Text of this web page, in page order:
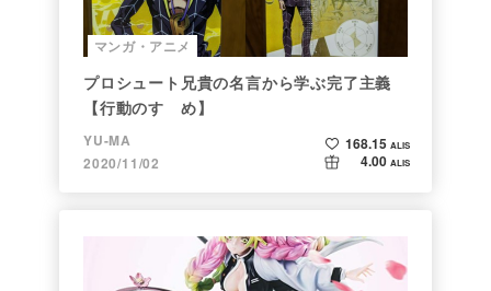
マンガ・アニメ
プロシュート兄貴の名言から学ぶ完了主義
【行動のすゝめ】
YU-MA
2020/11/02
168.15 ALIS
4.00 ALIS